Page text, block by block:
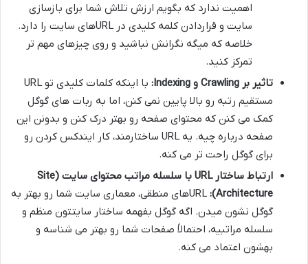
اهمیت ندارد که بگویم ارزش تلاش شما برای بازسازی
سایت و قراردادن کلمه کلیدی در URLهای سایت را دارد.
خلاصه که میگه نگرانش نباشید و روی چیزهای مهم تر
تمرکز کنید.
تاثیر بر Crawling و Indexing:
با اینکه کلمات کلیدی تو URL
مستقیم رتبه رو بالا پایین نمی کنن، اما به ربات های گوگل
کمک می کنن که محتوای صفحه رو بهتر درک کنن و بدونن این
صفحه درباره چیه. یه URL ساختارمند، کار ایندکس کردن رو
برای گوگل راحت تر می کنه.
ارتباط ساختار URL با سلسله مراتب محتوای سایت (Site
Architecture):
URLهای منطقی، معماری سایت شما رو بهتر به
گوگل نشون میدن. اگه گوگل بفهمه ساختار سایتتون منظم و
سلسله مراتبیه، احتمالاً صفحات شما رو بهتر می شناسه و
بهشون اعتماد می کنه.